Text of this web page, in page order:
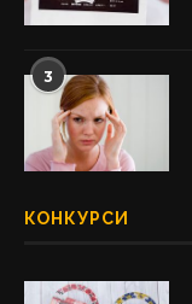
3
КОНКУРСИ